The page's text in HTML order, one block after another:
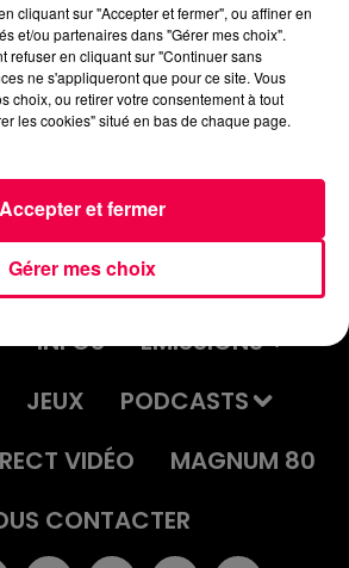
CASTOR-07.05-–-
DU-TOUR-DITALIE-SE-
INFOS
EMISSIONS
JEUX
PODCASTS
VIDÉO
MAGNUM 80
CONTACTER
cliquant sur "Accepter et fermer", ou affiner en
et/ou partenaires dans "Gérer mes choix".
refuser en cliquant sur "Continuer sans
ne s'appliqueront que pour ce site. Vous
choix, ou retirer votre consentement à tout
les cookies" situé en bas de chaque page.
Gérer mes choix
Accepter et fermer